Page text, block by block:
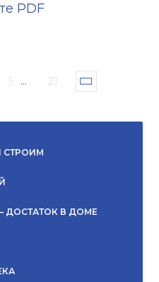
PDF
5 ... 21
СТРОИМ
ДОСТАТОК В ДОМЕ